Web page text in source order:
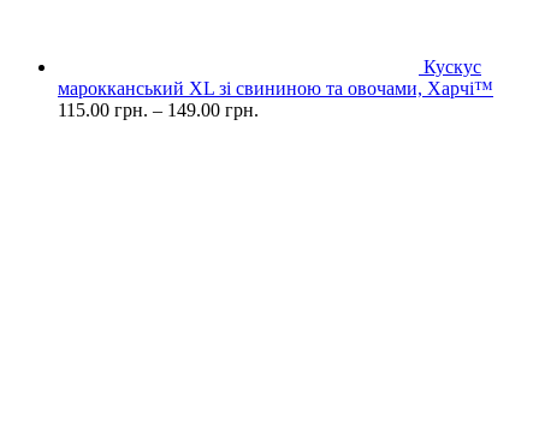
Кускус
марокканський XL зі свининою та овочами, Харчі™
115.00 грн. – 149.00 грн.